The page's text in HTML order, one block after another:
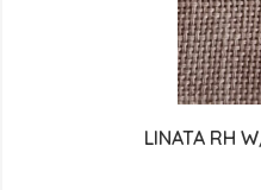
LINATA RH